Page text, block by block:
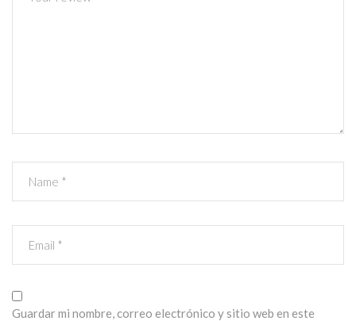
Guardar mi nombre, correo electrónico y sitio web en este